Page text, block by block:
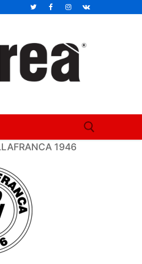
1946